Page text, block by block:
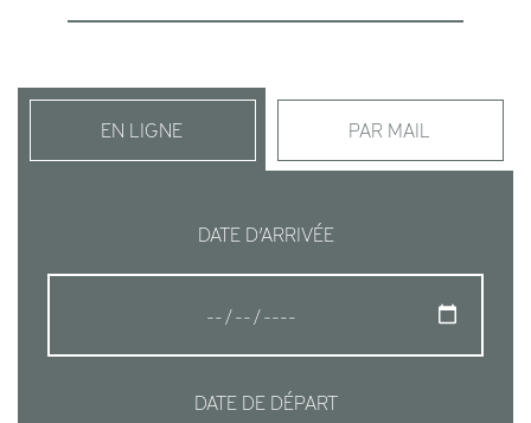
EN LIGNE PAR MAIL
DATE D’ARRIVÉE
DATE DE DÉPART